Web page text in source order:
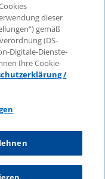
Limited by
Rechte
über die Struktur
besuchen Sie
.
für
KPMG
nicht
zu verpflichten
dieser
gemäß
(DS-
Digitale-Dienste-
Ihre Cookie-
/